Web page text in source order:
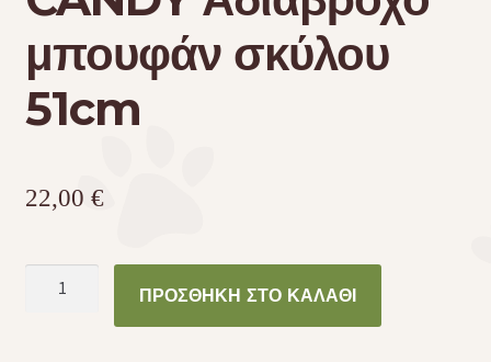
μπουφάν σκύλου
51cm
22,00 €
ΠΡΟΣΘΉΚΗ ΣΤΟ ΚΑΛΆΘΙ